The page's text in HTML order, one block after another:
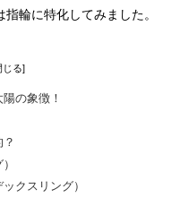
輪に特化してみました。
の象徴！
クスリング）